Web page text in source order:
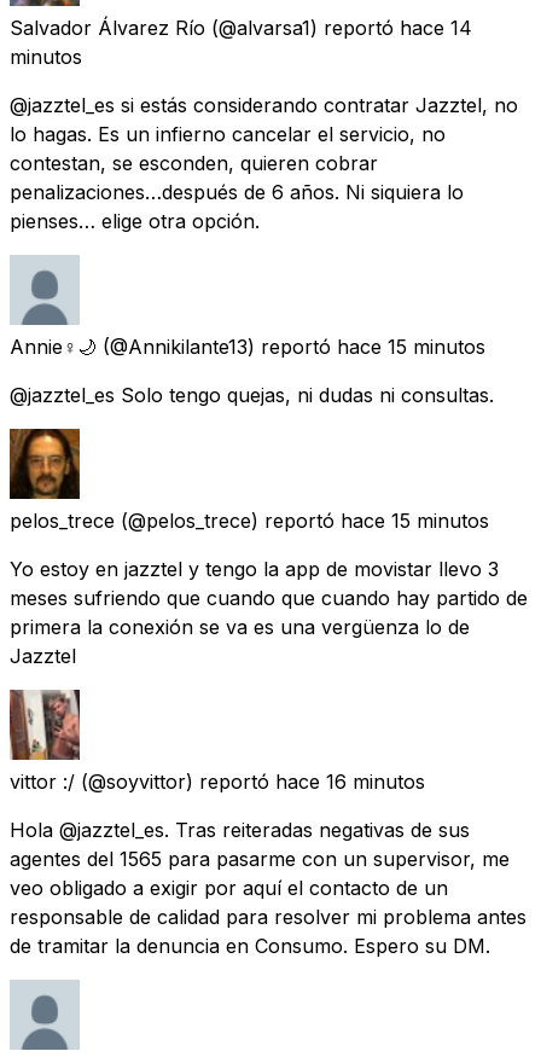
Salvador Álvarez Río (@alvarsa1) reportó hace 14
minutos
@jazztel_es si estás considerando contratar Jazztel, no
lo hagas. Es un infierno cancelar el servicio, no
contestan, se esconden, quieren cobrar
penalizaciones…después de 6 años. Ni siquiera lo
pienses… elige otra opción.
Annie♀️🌙 (@Annikilante13) reportó hace 15 minutos
@jazztel_es Solo tengo quejas, ni dudas ni consultas.
pelos_trece (@pelos_trece) reportó hace 15 minutos
Yo estoy en jazztel y tengo la app de movistar llevo 3
meses sufriendo que cuando que cuando hay partido de
primera la conexión se va es una vergüenza lo de
Jazztel
vittor :/ (@soyvittor) reportó hace 16 minutos
Hola @jazztel_es. Tras reiteradas negativas de sus
agentes del 1565 para pasarme con un supervisor, me
veo obligado a exigir por aquí el contacto de un
responsable de calidad para resolver mi problema antes
de tramitar la denuncia en Consumo. Espero su DM.